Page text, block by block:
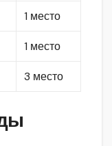
1 место
1 место
3 место